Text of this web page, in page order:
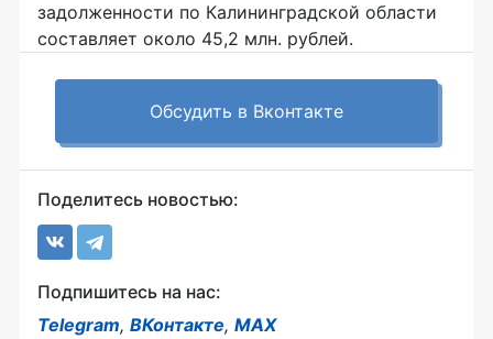
задолженности по Калининградской области
составляет около 45,2 млн. рублей.
Обсудить в Вконтакте
Поделитесь новостью:
Подпишитесь на нас:
Telegram, ВКонтакте, MAX